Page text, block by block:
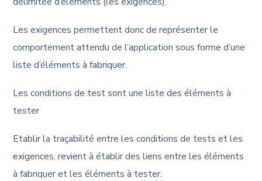
Les exigences permettent donc de représenter le
comportement attendu de l’application sous forme d’une
liste d’éléments à fabriquer.
Les conditions de test sont une liste des éléments à
tester
Etablir la traçabilité entre les conditions de tests et les
exigences, revient à établir des liens entre les éléments
à fabriquer et les éléments à tester.